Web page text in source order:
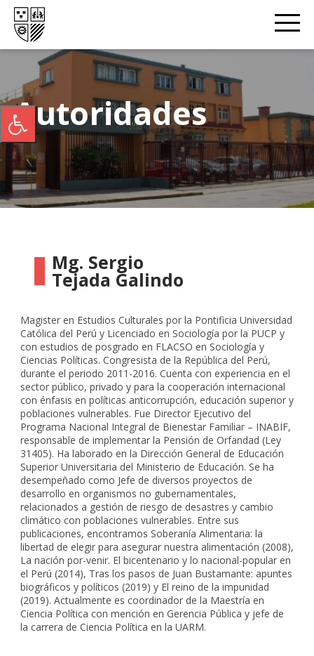
Autoridades
Mg. Sergio
Tejada Galindo
Magister en Estudios Culturales por la Pontificia Universidad
Católica del Perú y Licenciado en Sociología por la PUCP y
con estudios de posgrado en FLACSO en Sociología y
Ciencias Políticas. Congresista de la República del Perú,
durante el periodo 2011-2016. Cuenta con experiencia en el
sector público, privado y para la cooperación internacional
con énfasis en políticas anticorrupción, educación superior y
poblaciones vulnerables. Fue Director Ejecutivo del
Programa Nacional Integral de Bienestar Familiar – INABIF,
responsable de implementar la Pensión de Orfandad (Ley
31405). Ha laborado en la Dirección General de Educación
Superior Universitaria del Ministerio de Educación. Se ha
desempeñado como Jefe de diversos proyectos de
desarrollo en organismos no gubernamentales,
relacionados a gestión de riesgo de desastres y cambio
climático con poblaciones vulnerables. Entre sus
publicaciones, encontramos Soberanía Alimentaria: la
libertad de elegir para asegurar nuestra alimentación (2008),
La nación por-venir. El bicentenario y lo nacional-popular en
el Perú (2014), Tras los pasos de Juan Bustamante: apuntes
biográficos y políticos (2019) y El reino de la impunidad
(2019). Actualmente es coordinador de la Maestría en
Ciencia Política con mención en Gerencia Pública y jefe de
la carrera de Ciencia Política en la UARM.